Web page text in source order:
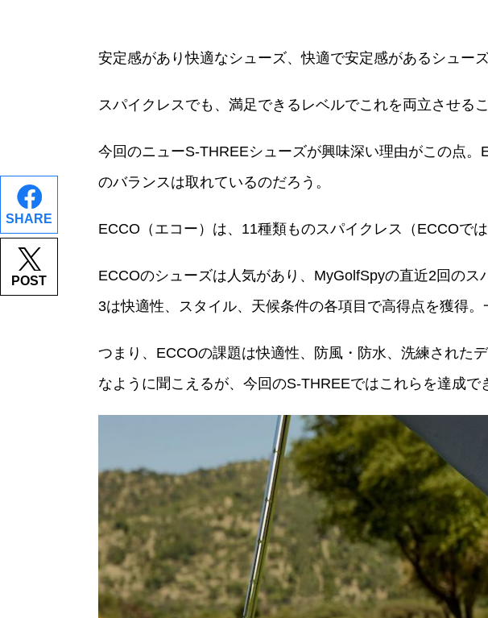
SHARE
POST
安定感があり快適なシューズ、快適で安定感があるシュー
スパイクレスでも、満足できるレベルでこれを両立させる
今回のニューS-THREEシューズが興味深い理由がこの点
のバランスは取れているのだろう。
ECCO（エコー）は、11種類ものスパイクレス（ECCOで
ECCOのシューズは人気があり、MyGolfSpyの直近2回の
3は快適性、スタイル、天候条件の各項目で高得点を獲得
つまり、ECCOの課題は快適性、防風・防水、洗練された
なように聞こえるが、今回のS-THREEではこれらを達成で